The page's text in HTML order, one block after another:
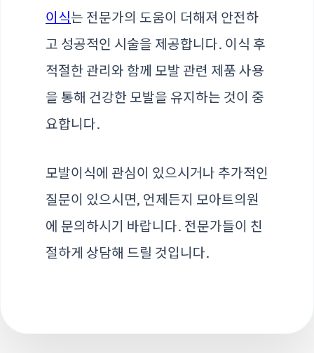
이식는 전문가의 도움이 더해져 안전하
고 성공적인 시술을 제공합니다. 이식 후
적절한 관리와 함께 모발 관련 제품 사용
을 통해 건강한 모발을 유지하는 것이 중
요합니다.
모발이식에 관심이 있으시거나 추가적인
질문이 있으시면, 언제든지 모아트의원
에 문의하시기 바랍니다. 전문가들이 친
절하게 상담해 드릴 것입니다.